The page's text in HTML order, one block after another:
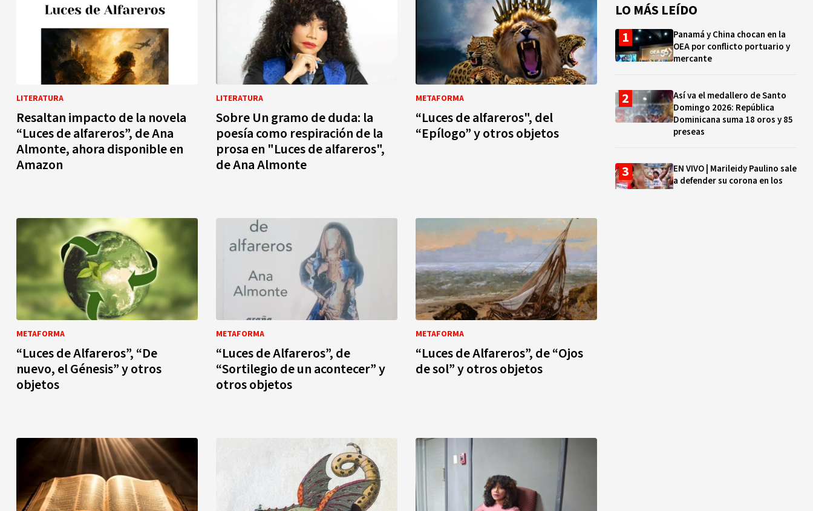
LITERATURA
Resaltan impacto de la novela
“Luces de alfareros”, de Ana
Almonte, ahora disponible en
Amazon
LITERATURA
Sobre Un gramo de duda: la
poesía como respiración de la
prosa en "Luces de alfareros",
de Ana Almonte
METAFORMA
“Luces de alfareros", del
“Epílogo” y otros objetos
METAFORMA
“Luces de Alfareros”, “De
nuevo, el Génesis” y otros
objetos
METAFORMA
“Luces de Alfareros”, de
“Sortilegio de un acontecer” y
otros objetos
METAFORMA
“Luces de Alfareros”, de “Ojos
de sol” y otros objetos
LO MÁS LEÍDO
Panamá y China chocan en la
OEA por conflicto portuario y
mercante
Así va el medallero de Santo
Domingo 2026: República
Dominicana suma 18 oros y 85
preseas
EN VIVO | Marileidy Paulino sale
a defender su corona en los